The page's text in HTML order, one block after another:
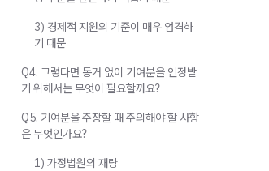
3) 경제적 지원의 기준이 매우 엄격하
기 때문
Q4. 그렇다면 동거 없이 기여분을 인정받
기 위해서는 무엇이 필요할까요?
Q5. 기여분을 주장할 때 주의해야 할 사항
은 무엇인가요?
1) 가정법원의 재량